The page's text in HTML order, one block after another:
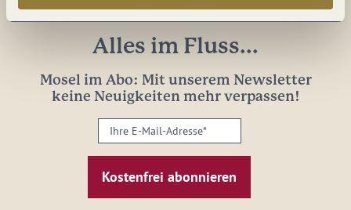
Alles im Fluss...
Mosel im Abo: Mit unserem Newsletter
keine Neuigkeiten mehr verpassen!
Ihre
E-
Mail-
Adresse: